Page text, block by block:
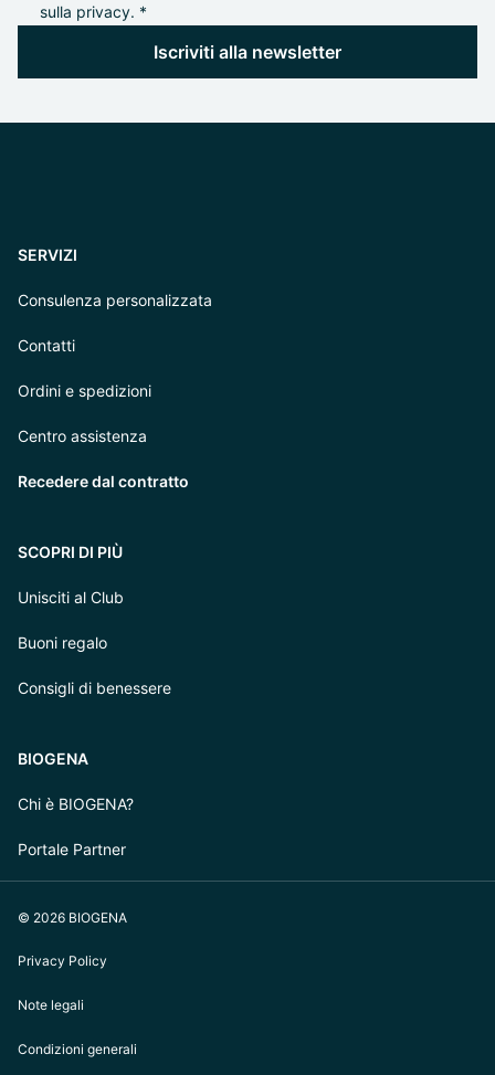
sulla privacy. *
Iscriviti alla newsletter
SERVIZI
Consulenza personalizzata
Contatti
Ordini e spedizioni
Centro assistenza
Recedere dal contratto
SCOPRI DI PIÙ
Unisciti al Club
Buoni regalo
Consigli di benessere
BIOGENA
Chi è BIOGENA?
Portale Partner
© 2026 BIOGENA
Privacy Policy
Note legali
Condizioni generali